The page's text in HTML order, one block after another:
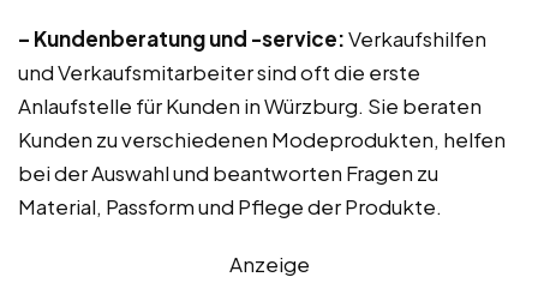
– Kundenberatung und -service:Verkaufshilfen
und Verkaufsmitarbeiter sind oft die erste
Anlaufstelle für Kunden in Würzburg. Sie beraten
Kunden zu verschiedenen Modeprodukten, helfen
bei der Auswahl und beantworten Fragen zu
Material, Passform und Pflege der Produkte.
Anzeige